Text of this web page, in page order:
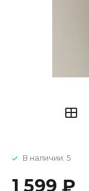
В наличии: 5
1 599 ₽